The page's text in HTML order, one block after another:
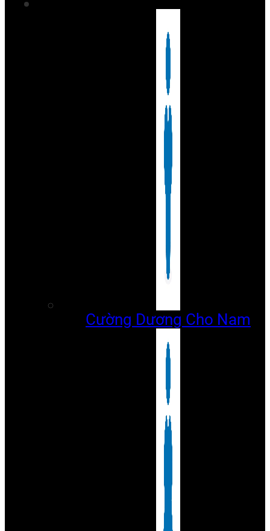
Cường Dương Cho Nam